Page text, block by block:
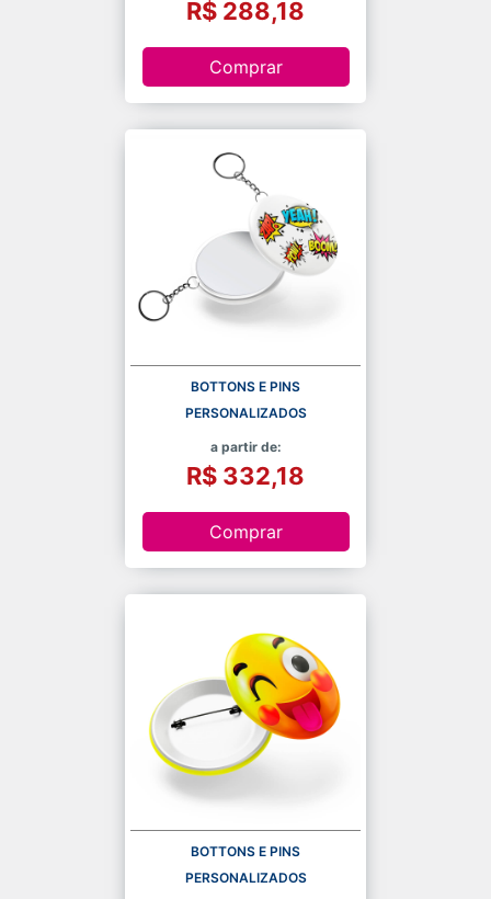
R$ 288,18
Comprar
BOTTONS E PINS
PERSONALIZADOS
a partir de:
R$ 332,18
Comprar
BOTTONS E PINS
PERSONALIZADOS